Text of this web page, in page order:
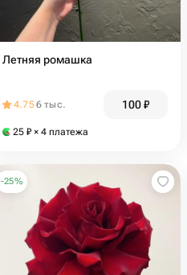
Летняя ромашка
4.756 тыс. 100₽
25 ₽ × 4 платежа
-25%